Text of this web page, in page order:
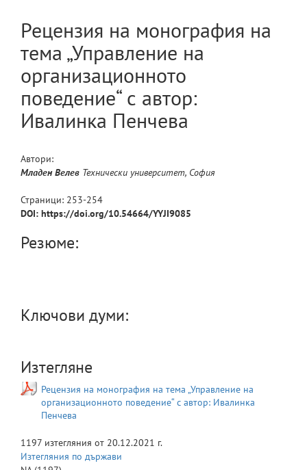
Рецензия на монография на
тема „Управление на
организационното
поведение“ с автор:
Ивалинка Пенчева
Автори:
Младен Велев Технически университет, София
Страници: 253-254
DOI: https://doi.org/10.54664/YYJI9085
Резюме:
Ключови думи:
Изтегляне
Рецензия на монография на тема „Управление на
организационното поведение“ с автор: Ивалинка
Пенчева
1197 изтегляния от 20.12.2021 г.
Изтегляния по държави